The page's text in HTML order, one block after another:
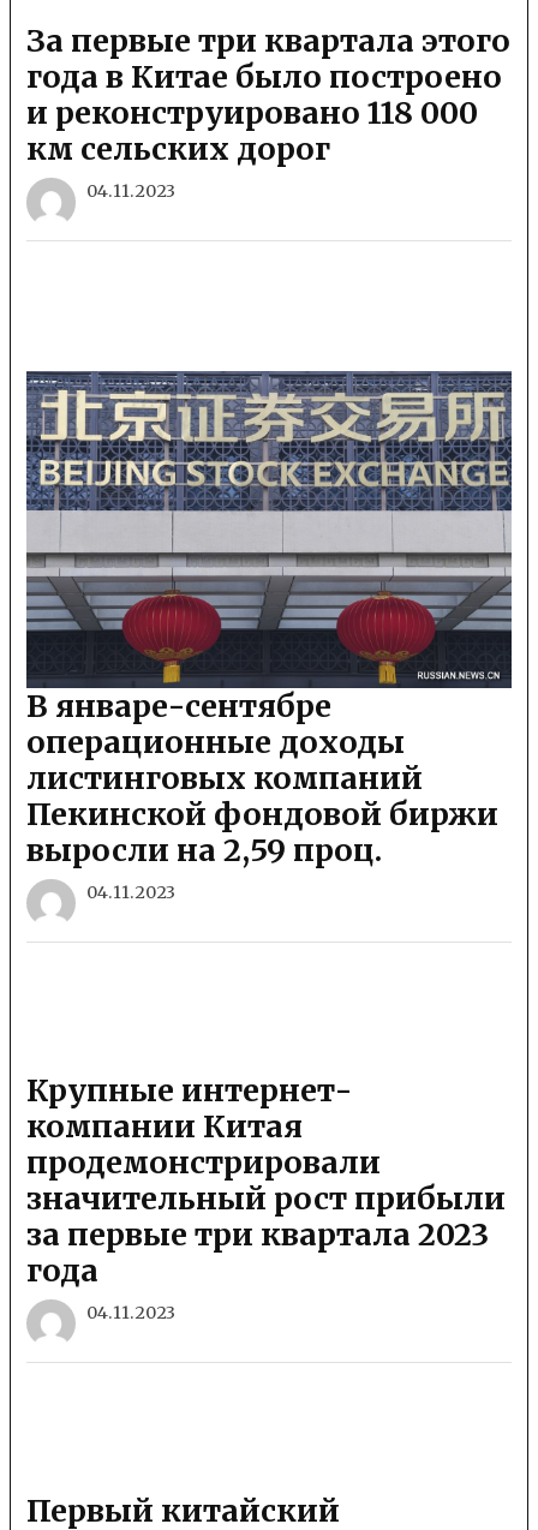
За первые три квартала этого
года в Китае было построено
и реконструировано 118 000
км сельских дорог
04.11.2023
В январе-сентябре
операционные доходы
листинговых компаний
Пекинской фондовой биржи
выросли на 2,59 проц.
04.11.2023
Крупные интернет-
компании Китая
продемонстрировали
значительный рост прибыли
за первые три квартала 2023
года
04.11.2023
Первый китайский